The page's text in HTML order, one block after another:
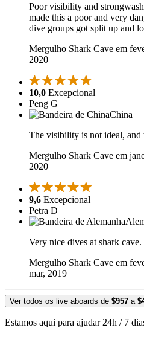
Poor visibility and
made this a poor and very
dive groups got split up and
Mergulho Shark Cave em
2020
10,0 Excepcional
Peng G
China
The visibility is not ideal, and
Mergulho Shark Cave em
2020
9,6 Excepcional
Petra D
Very nice dives at shark cave.
Mergulho Shark Cave em
mar, 2019
Ver todos os live aboards de $957 a
Estamos aqui para ajudar 24h / 7